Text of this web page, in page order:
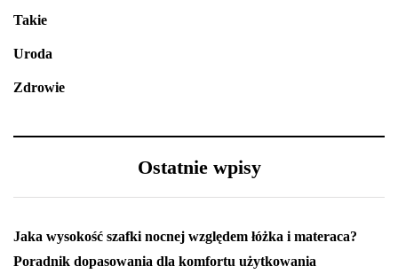
Takie
Uroda
Zdrowie
Ostatnie wpisy
Jaka wysokość szafki nocnej względem łóżka i materaca?
Poradnik dopasowania dla komfortu użytkowania